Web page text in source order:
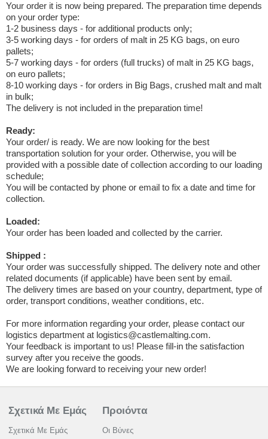
Your order it is now being prepared. The preparation time depends
on your order type:
1-2 business days - for additional products only;
3-5 working days - for orders of malt in 25 KG bags, on euro
pallets;
5-7 working days - for orders (full trucks) of malt in 25 KG bags,
on euro pallets;
8-10 working days - for orders in Big Bags, crushed malt and malt
in bulk;
The delivery is not included in the preparation time!
Ready:
Your order/ is ready. We are now looking for the best
transportation solution for your order. Otherwise, you will be
provided with a possible date of collection according to our loading
schedule;
You will be contacted by phone or email to fix a date and time for
collection.
Loaded:
Your order has been loaded and collected by the carrier.
Shipped :
Your order was successfully shipped. The delivery note and other
related documents (if applicable) have been sent by email.
The delivery times are based on your country, department, type of
order, transport conditions, weather conditions, etc.
For more information regarding your order, please contact our
logistics department at logistics@castlemalting.com.
Your feedback is important to us! Please fill-in the satisfaction
survey after you receive the goods.
We are looking forward to receiving your new order!
Σχετικά Με Εμάς
Σχετικά Με Εμάς
Προιόντα
Οι Βύνες